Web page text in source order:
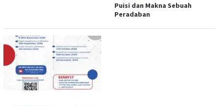
Puisi dan Makna Sebuah
Peradaban